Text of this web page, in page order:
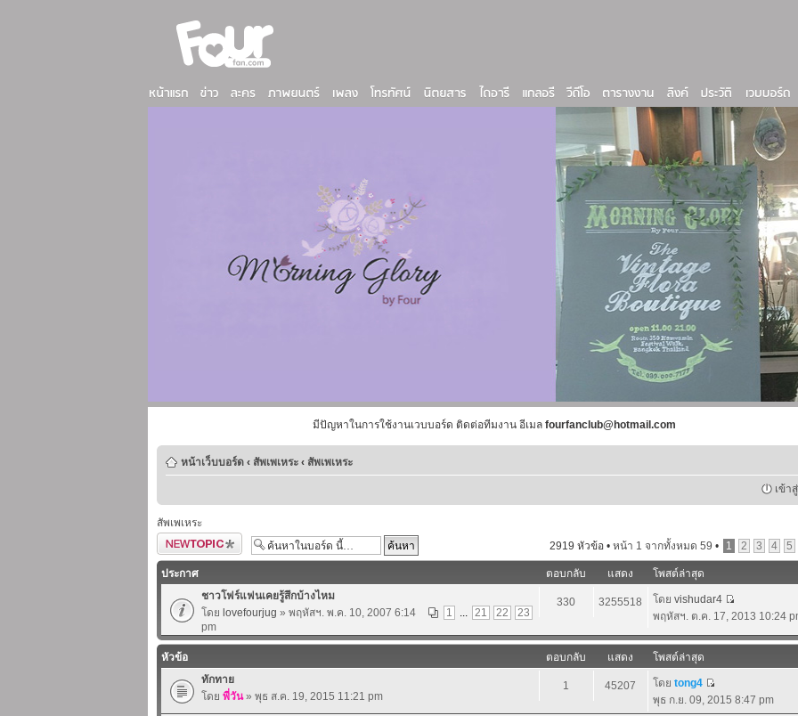
มีปัญหาในการใช้งานเวบบอร์ด ติดต่อทีมงาน อีเมล fourfanclub@hotmail.com
หน้าเว็บบอร์ด ‹ สัพเพเหระ ‹ สัพเพเหระ
เข้า
สัพเพเหระ
ตั้งกระทู้ใหม่
2919 หัวข้อ • หน้า 1 จากทั้งหมด 59 • 1 2 3 4 5
ประกาศ ตอบกลับ แสดง
โพสต์ล่าสุด
ชาวโฟร์แฟนเคยรู้สึกบ้างไหม
1
... 21 22 23
โดย lovefourjug » พฤหัสฯ. พ.ค. 10, 2007 6:14
pm
330 3255518 โดย vishudar4
พฤหัสฯ. ต.ค. 17, 2013 10:24
หัวข้อ ตอบกลับ แสดง
โพสต์ล่าสุด
ทักทาย
โดย พี่วัน» พุธ ส.ค. 19, 2015 11:21 pm
1 45207 โดย tong4
พุธ ก.ย. 09, 2015 8:47 pm